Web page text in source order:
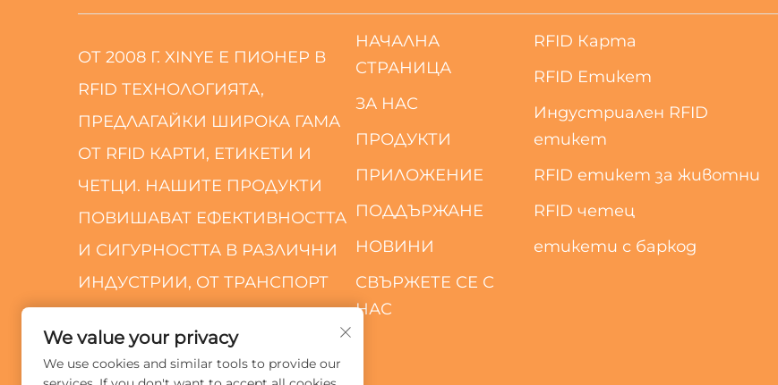
ОТ 2008 Г. XINYE Е ПИОНЕР В
RFID ТЕХНОЛОГИЯТА,
ПРЕДЛАГАЙКИ ШИРОКА ГАМА
ОТ RFID КАРТИ, ЕТИКЕТИ И
ЧЕТЦИ. НАШИТЕ ПРОДУКТИ
ПОВИШАВАТ ЕФЕКТИВНОСТТА
И СИГУРНОСТТА В РАЗЛИЧНИ
ИНДУСТРИИ, ОТ ТРАНСПОРТ
НАЧАЛНА
СТРАНИЦА
ЗА НАС
ПРОДУКТИ
ПРИЛОЖЕНИЕ
ПОДДЪРЖАНЕ
НОВИНИ
СВЪРЖЕТЕ СЕ С
НАС
RFID Карта
RFID Етикет
Индустриален RFID
етикет
RFID етикет за животни
RFID четец
етикети с баркод
We value your privacy
We use cookies and similar tools to provide our